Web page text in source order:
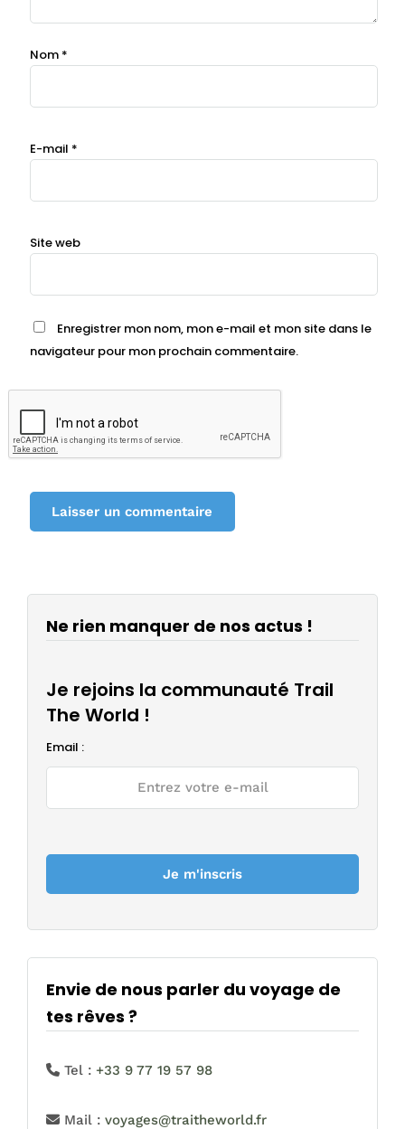
Nom *
E-mail *
Site web
Enregistrer mon nom, mon e-mail et mon site dans le
navigateur pour mon prochain commentaire.
Ne rien manquer de nos actus !
Je rejoins la communauté Trail
The World !
Email :
Envie de nous parler du voyage de
tes rêves ?
Tel : +33 9 77 19 57 98
Mail : voyages@traitheworld.fr